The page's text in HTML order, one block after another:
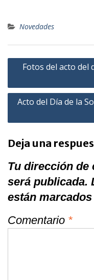
Novedades
Fotos del acto del
Acto del Día de la
Deja una
Tu dirección de
será publicada.
están
Comentario *